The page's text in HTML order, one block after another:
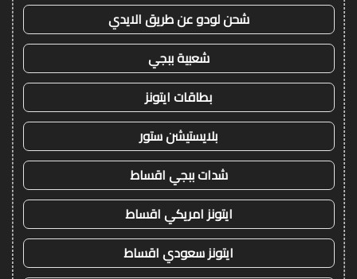
شحن لودو عن طريق الايدي
شعبية ببجي
بطاقات ايتونز
بلايستيشن ستور
شدات ببجي اقساط
ايتونز امريكي اقساط
ايتونز سعودي اقساط